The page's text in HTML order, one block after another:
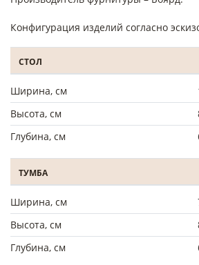
Конфигурация изделий согласно
СТОЛ
Ширина, см
Высота, см
Глубина, см
ТУМБА
Ширина, см
Высота, см
Глубина, см